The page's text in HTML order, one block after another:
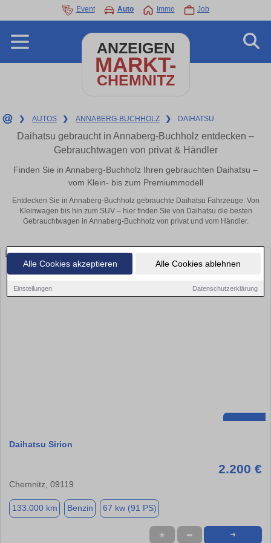
Alle Cookies akzeptieren Alle Cookies ablehnen
Einstellungen Datenschutzerklärung
Event Auto Immo Job
ANZEIGEN
MARKT-
CHEMNITZ
❯ AUTOS ❯ ANNABERG-BUCHHOLZ ❯ DAIHATSU
Daihatsu gebraucht in Annaberg-Buchholz entdecken –
Gebrauchtwagen von privat & Händler
Finden Sie in Annaberg-Buchholz Ihren gebrauchten Daihatsu –
vom Klein- bis zum Premiummodell
Entdecken Sie in Annaberg-Buchholz gebrauchte Daihatsu Fahrzeuge. Von
Kleinwagen bis hin zum SUV – hier finden Sie von Daihatsu die besten
Gebrauchtwagen in Annaberg-Buchholz von privat und vom Händler.
Daihatsu Sirion
2.200 €
Chemnitz, 09119
133.000 km Benzin 67 kw (91 PS)
★ ➦ ➜